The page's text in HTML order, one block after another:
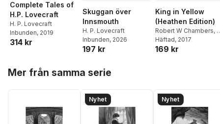
Complete Tales of
H.P. Lovecraft
H. P. Lovecraft
Inbunden, 2019
314 kr
Skuggan över
Innsmouth
H. P. Lovecraft
Inbunden, 2026
197 kr
King in Yellow
(Heathen Edition)
Robert W Chambers,
P Lovecraft,
Cleland
Häftad, 2017
169 kr
Mer från samma serie
Nyhet Nyhet